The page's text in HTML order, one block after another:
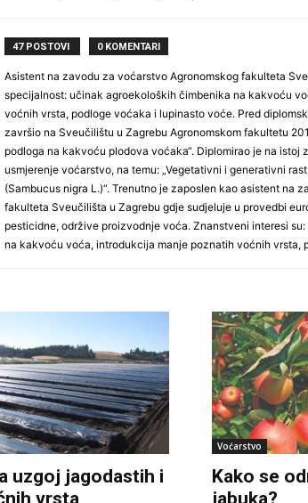
47 POSTOVI 0 KOMENTARI
Asistent na zavodu za voćarstvo Agronomskog fakulteta
specijalnost: učinak agroekoloških čimbenika na kakvoću
voćnih vrsta, podloge voćaka i lupinasto voće. Pred
završio na Sveučilištu u Zagrebu Agronomskom fakultetu
podloga na kakvoću plodova voćaka“. Diplomirao je na istoj
usmjerenje voćarstvo, na temu: „Vegetativni i generativni
(Sambucus nigra L.)“. Trenutno je zaposlen kao asistent na
fakulteta Sveučilišta u Zagrebu gdje sudjeluje u provedbi
pesticidne, održive proizvodnje voća. Znanstveni interesi
na kakvoću voća, introdukcija manje poznatih voćnih vrsta,
uzgoj jagodastih i
vrsta
Voćarstvo
Kako se
jabuka?